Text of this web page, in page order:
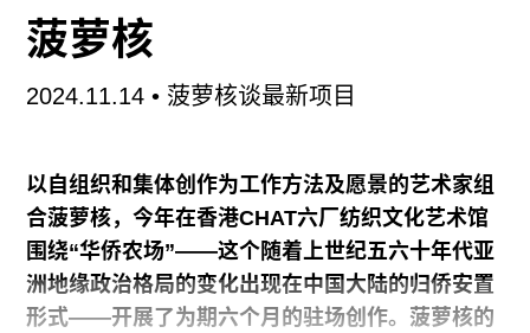
天浮躁的环境下往往一闪而过。综合多种原因，我
鉴"，希望及时将好的作品记录下来，同时与影像这
六人顾问委员会提供了整体方向上的建议，鉴于作
品收集工作的庞大，我们也邀请了高校师生参与进
来，包括北京电影学院、中山大学、浙江工商大
学，还有四川美术学院。四个学校加上我们自己组
菠萝核
2024.11.14• 菠萝核谈最新项目
以自组织和集体创作为工作方法及愿景的艺术家组
合菠萝核，今年在香港CHAT六厂纺织文化艺术馆
围绕“华侨农场”——这个随着上世纪五六十年代亚
洲地缘政治格局的变化出现在中国大陆的归侨安置
形式——开展了为期六个月的驻场创作。菠萝核的